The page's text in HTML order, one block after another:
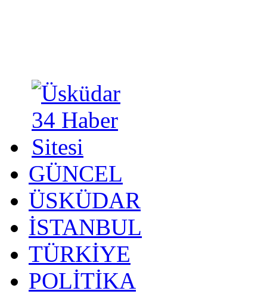
GÜNCEL
ÜSKÜDAR
İSTANBUL
TÜRKİYE
POLİTİKA